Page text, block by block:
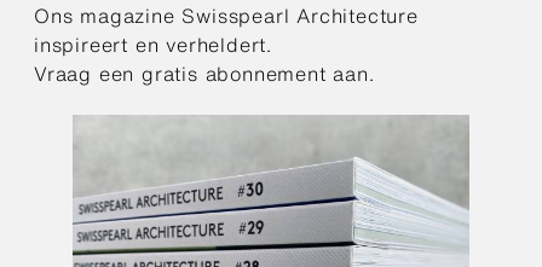
Ons magazine Swisspearl Architecture
inspireert en verheldert.
Vraag een gratis abonnement aan.